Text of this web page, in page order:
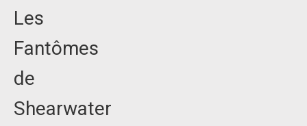
Les
Fantômes
de
Shearwater